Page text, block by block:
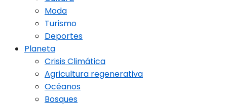
Moda
Turismo
Deportes
Planeta
Crisis Climática
Agricultura regenerativa
Océanos
Bosques